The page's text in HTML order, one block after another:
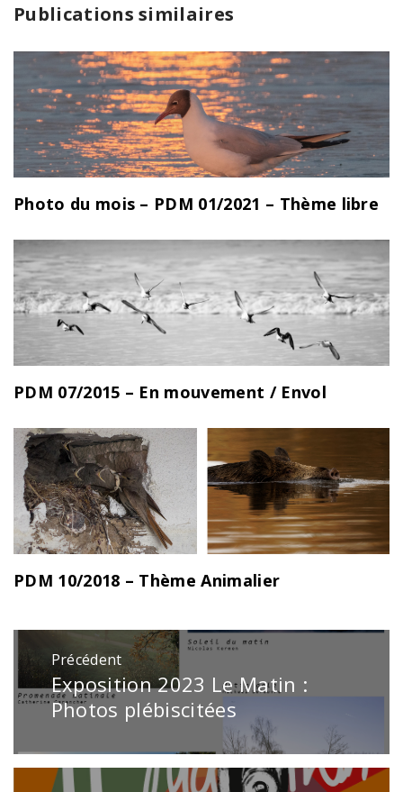
Publications similaires
Photo du mois – PDM 01/2021 – Thème libre
PDM 07/2015 – En mouvement / Envol
PDM 10/2018 – Thème Animalier
Navigation
de
l’article
Précédent
Publication
précédente
Exposition 2023 Le Matin :
Photos plébiscitées